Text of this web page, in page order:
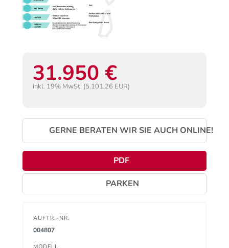
31.950 €
inkl. 19% MwSt. (5.101,26 EUR)
GERNE BERATEN WIR SIE AUCH ONLINE!
PDF
PARKEN
AUFTR.-NR.
004807